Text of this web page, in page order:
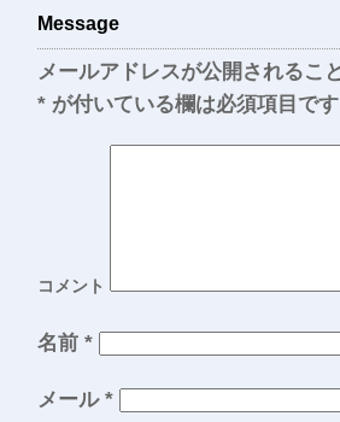
Message
メールアドレスが公開されるこ
* が付いている欄は必須項目です
コメント
名前 *
メール *